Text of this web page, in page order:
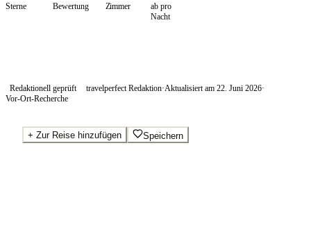
Sterne Bewertung Zimmer
ab pro
Nacht
Redaktionell geprüft travelperfect Redaktion·Aktualisiert am 22. Juni 2026·
Vor-Ort-Recherche
+ Zur Reise hinzufügen Speichern